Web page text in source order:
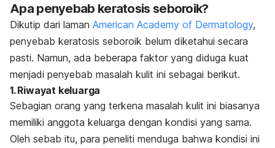
Apa penyebab keratosis seboroik?
Dikutip dari laman American Academy of Dermatology,
penyebab keratosis seboroik belum diketahui secara
pasti. Namun, ada beberapa faktor yang diduga kuat
menjadi penyebab masalah kulit ini sebagai berikut.
1. Riwayat keluarga
Sebagian orang yang terkena masalah kulit ini biasanya
memiliki anggota keluarga dengan kondisi yang sama.
Oleh sebab itu, para peneliti menduga bahwa kondisi ini